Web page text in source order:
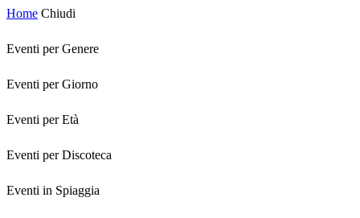
Home Chiudi
Eventi per Genere
Eventi per Giorno
Eventi per Età
Eventi per Discoteca
Eventi in Spiaggia